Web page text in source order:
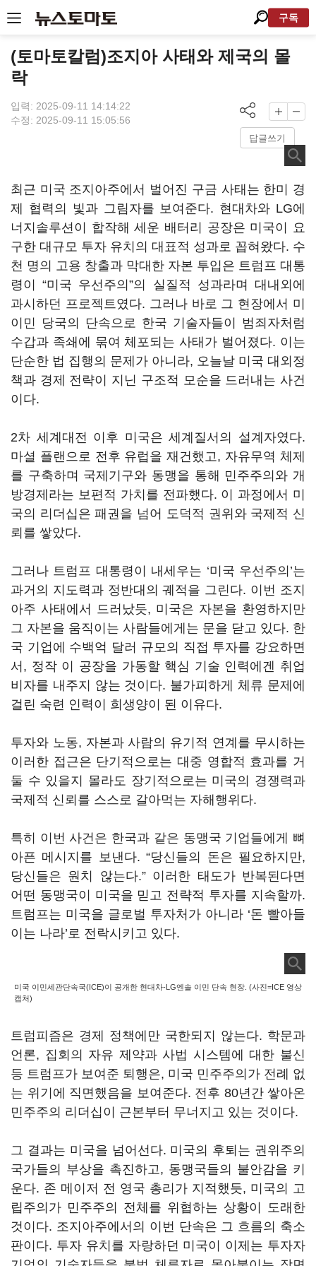
구독
(토마토칼럼)조지아 사태와 제국의 몰
락
입력: 2025-09-11 14:14:22
수정: 2025-09-11 15:05:56
답글쓰기
최근 미국 조지아주에서 벌어진 구금 사태는 한미 경
제 협력의 빛과 그림자를 보여준다. 현대차와 LG에
너지솔루션이 합작해 세운 배터리 공장은 미국이 요
구한 대규모 투자 유치의 대표적 성과로 꼽혀왔다. 수
천 명의 고용 창출과 막대한 자본 투입은 트럼프 대통
령이 “미국 우선주의”의 실질적 성과라며 대내외에
과시하던 프로젝트였다. 그러나 바로 그 현장에서 미
이민 당국의 단속으로 한국 기술자들이 범죄자처럼
수갑과 족쇄에 묶여 체포되는 사태가 벌어졌다. 이는
단순한 법 집행의 문제가 아니라, 오늘날 미국 대외정
책과 경제 전략이 지닌 구조적 모순을 드러내는 사건
이다.
2차 세계대전 이후 미국은 세계질서의 설계자였다.
마셜 플랜으로 전후 유럽을 재건했고, 자유무역 체제
를 구축하며 국제기구와 동맹을 통해 민주주의와 개
방경제라는 보편적 가치를 전파했다. 이 과정에서 미
국의 리더십은 패권을 넘어 도덕적 권위와 국제적 신
뢰를 쌓았다.
그러나 트럼프 대통령이 내세우는 ‘미국 우선주의’는
과거의 지도력과 정반대의 궤적을 그린다. 이번 조지
아주 사태에서 드러났듯, 미국은 자본을 환영하지만
그 자본을 움직이는 사람들에게는 문을 닫고 있다. 한
국 기업에 수백억 달러 규모의 직접 투자를 강요하면
서, 정작 이 공장을 가동할 핵심 기술 인력에겐 취업
비자를 내주지 않는 것이다. 불가피하게 체류 문제에
걸린 숙련 인력이 희생양이 된 이유다.
투자와 노동, 자본과 사람의 유기적 연계를 무시하는
이러한 접근은 단기적으로는 대중 영합적 효과를 거
둘 수 있을지 몰라도 장기적으로는 미국의 경쟁력과
국제적 신뢰를 스스로 갈아먹는 자해행위다.
특히 이번 사건은 한국과 같은 동맹국 기업들에게 뼈
아픈 메시지를 보낸다. “당신들의 돈은 필요하지만,
당신들은 원치 않는다.” 이러한 태도가 반복된다면
어떤 동맹국이 미국을 믿고 전략적 투자를 지속할까.
트럼프는 미국을 글로벌 투자처가 아니라 ‘돈 빨아들
이는 나라’로 전락시키고 있다.
미국 이민세관단속국(ICE)이 공개한 현대차-LG엔솔 이민 단속 현장. (사진=ICE 영상
캡처)
트럼피즘은 경제 정책에만 국한되지 않는다. 학문과
언론, 집회의 자유 제약과 사법 시스템에 대한 불신
등 트럼프가 보여준 퇴행은, 미국 민주주의가 전례 없
는 위기에 직면했음을 보여준다. 전후 80년간 쌓아온
민주주의 리더십이 근본부터 무너지고 있는 것이다.
그 결과는 미국을 넘어선다. 미국의 후퇴는 권위주의
국가들의 부상을 촉진하고, 동맹국들의 불안감을 키
운다. 존 메이저 전 영국 총리가 지적했듯, 미국의 고
립주의가 민주주의 전체를 위협하는 상황이 도래한
것이다. 조지아주에서의 이번 단속은 그 흐름의 축소
판이다. 투자 유치를 자랑하던 미국이 이제는 투자자